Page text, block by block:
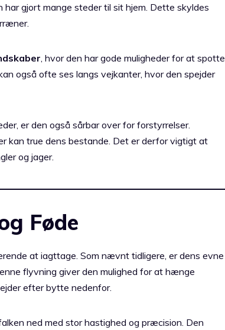
gjort mange steder til sit hjem. Dette skyldes
, hvor den har gode muligheder for at spotte
også ofte ses langs vejkanter, hvor den spejder
er den også sårbar over for forstyrrelser.
kan true dens bestande. Det er derfor vigtigt at
og jager.
Føde
at iagttage. Som nævnt tidligere, er dens evne
flyvning giver den mulighed for at hænge
efter bytte nedenfor.
ned med stor hastighed og præcision. Den